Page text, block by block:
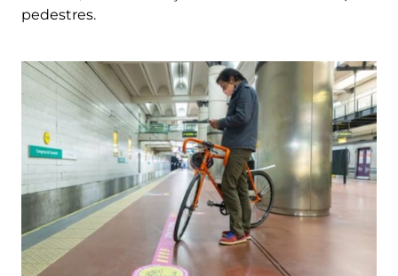
pedestres.